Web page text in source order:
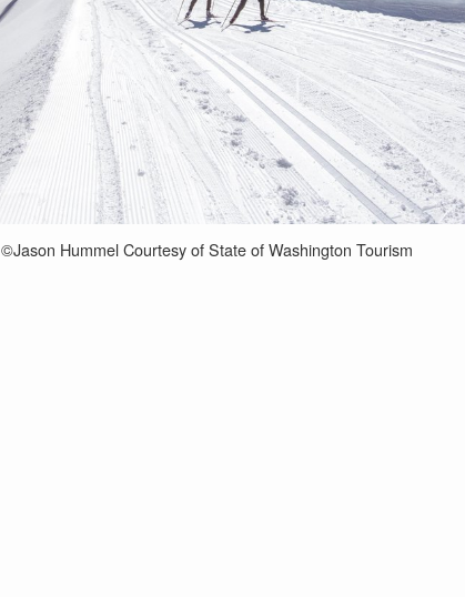
©︎Jason Hummel Courtesy of State of Washington Tourism